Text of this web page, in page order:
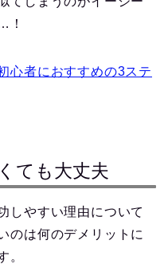
！
心者におすすめの3ステ
ても大丈夫
しやすい理由について
のは何のデメリットに
。